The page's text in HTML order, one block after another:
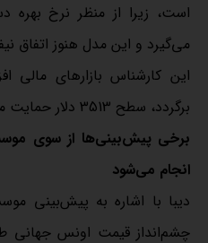
است، زیرا از منظر نرخ بهره
می‌گیرد و این مدل هنوز اتفاق
این کارشناس بازارهای مالی
برگردد، سطح 3513 دلار حمایت مهم اونس خواهد بود.»
برخی پیش‌بینی‌ها از سوی
انجام می‌شود
دیبا با اشاره به پیش‌بینی